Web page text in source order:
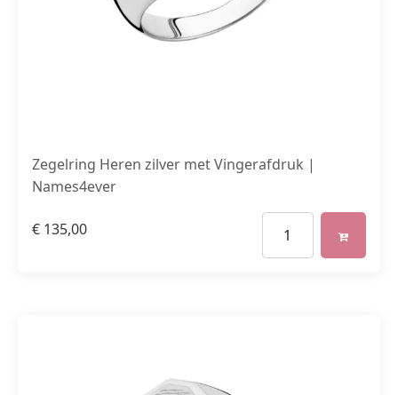
Zegelring Heren zilver met Vingerafdruk |
Names4ever
€ 135,00